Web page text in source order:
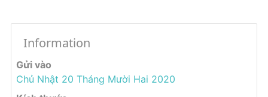
Information
Gửi vào
Chủ Nhật 20 Tháng Mười Hai 2020